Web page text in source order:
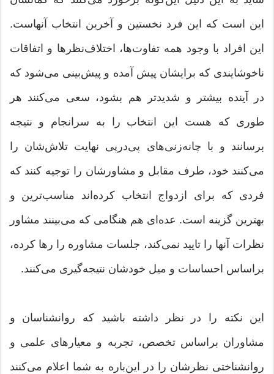
این است كه این فرد نخستین و آخرین انتخاب آنهاست.
این افراد با وجود همه تفاوت‌ها، اختلاف‌نظرها و اتفاقات
ناخوشایندی كه برایشان پیش آمده و پیش‌بینی می‌شود كه
در آینده بیشتر و شدیدتر هم بشود، سعی می‌كنند هر
طوری كه هست این انتخاب را به سرانجام و نتیجه
برسانند و با چانه‌زنی‌های پی‌درپی نهایت تلاش‌شان را
می‌كنند خود، طرف مقابل و مشاورشان را توجیه كنند كه
فردی كه برای ازدواج انتخاب كرده‌اند مناسب‌ترین و
بهترین گزینه است. عده‌ای هم هنگامی كه می‌بینند مشاور
نظرات آنها را تایید نمی‌كند، جلسات مشاوره را رها كرده،
براساس احساسات‌ و میل خودشان نتیجه‌گیری می‌كنند.
این نكته را در نظر داشته باشید كه روانشناسان و
مشاوران براساس تخصص، تجربه و معیارهای علمی و
روانشناختی نظرشان را در این‌باره به شما اعلام می‌كنند